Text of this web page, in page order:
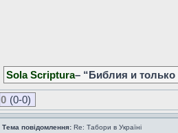
Sola Scriptura– “Библия и
0 (0-0)
Тема повідомлення: Re: Табори в Україні